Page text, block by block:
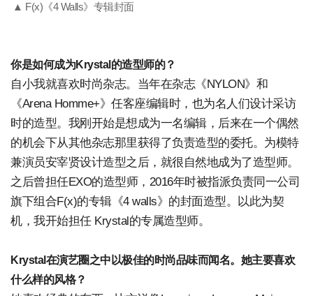
▲ F(x)《4 Walls》专辑封面
你是如何成为Krystal的造型师的？
自小我就喜欢时尚杂志。当年在杂志《NYLON》和
《Arena Homme+》任客座编辑时，也为名人们设计采访
时的造型。我刚开始是想成为一名编辑，后来在一个偶然
的机会下从其他杂志那里获得了负责造型的委托。为模特
兼演员安宰贤设计造型之后，就很自然地成为了造型师。
之后曾担任EXO的造型师，2016年时被指派负责同一公司
旗下组合F(x)的专辑《4 walls》的封面造型。以此为契
机，我开始担任 Krystal的专属造型师。
Krystal在演艺圈之中以极佳的时尚品味而闻名。她主要喜欢
什么样的风格？